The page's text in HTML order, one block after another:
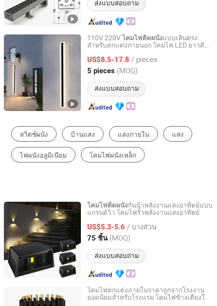
ส่งแบบสอบถาม
110V 220Vโคมไฟติดผนังแบบเส้นตรง
สำหรับตกแต่งภายนอก โคมไฟ LED ยาวติด
US$8.5-17.8 / pieces
5 pieces (MOQ)
ส่งแบบสอบถาม
Anhui Baoyang Lighting Technology Co., Ltd.
Anhui, China อัตราจาก 2024
ไฟพลังงานแสงอาทิตย์ โคมไฟติดผนัง
โคมไฟติดผนังภายนอก LED ไฟย้อมสีตึก LED
โคมไฟติดผนังกันน้ำพลังงานแสงอาทิตย์แบบ
แกรนด์วิว โคมไฟรั้วพลังงานแสงอาทิตย์
US$5.3-5.6 / บางส่วน
75 ชิ้น (MOQ)
ส่งแบบสอบถาม
Zhongshan Grandview Lighting Co., Ltd.
Guangdong, China อัตราจาก 2012
โคมไฟตกแต่งภายในราคาถูกจากโรงงาน
ยอดนิยมสำหรับโรงแรม โคมไฟข้างเตียงใน
Zhongshan Konig Co., Ltd.